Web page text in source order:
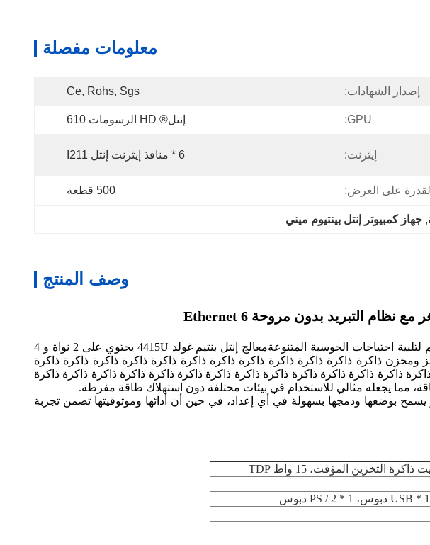
معلومات مفصلة
إصدار الشهادات: Ce, Rohs, Sgs
GPU: إنتل® HD الرسومات 610
إيثرنت: 6 * منافذ إيثرنت إنتل I211
القدرة على العرض: 500 قطعة
, جهاز كمبيوتر إنتل بينتيوم ميني
وصف المنتج
أقدم لكم حاسوب (فايروال ميني) يعمل بمعالج إنتل بنتيم غولد 4415 يو هذا الجهاز المدمج ولكنه قوي مصمم لتلبية احتياجات الحوسبة المتنوعةمعالج إنتل بنتيم غولد 4415U يحتوي على 2 نواة و 4
موثوقًا لكل من المهام اليومية والتطبيقات الأكثر تطلبًا. مع تردد أساسي يبلغ 2.30 غيغاهرتز ومخزن ذاكرة ذاكرة ذاكرة ذاكرة ذاكرة ذاكرة ذاكرة ذاكرة ذاكرة ذاكرة ذاكرة ذاكرة
ذاكرة ذاكرة ذاكرة ذاكرة ذاكرة ذاكرة ذاكرة ذاكرة ذاكرة ذاكرة ذاكرة ذاكرة ذاكرة
بوضعها ودمجها بسهولة في أي إعداد، في حين أن أدائها وموثوقيتها تضمن تجربة